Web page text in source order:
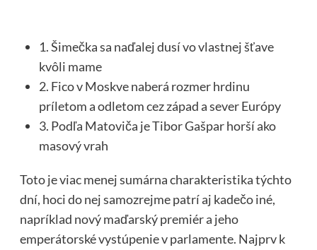
1. Šimečka sa naďalej dusí vo vlastnej šťave
kvôli mame
2. Fico v Moskve naberá rozmer hrdinu
príletom a odletom cez západ a sever Európy
3. Podľa Matoviča je Tibor Gašpar horší ako
masový vrah
Toto je viac menej sumárna charakteristika týchto
dní, hoci do nej samozrejme patrí aj kadečo iné,
napríklad nový maďarský premiér a jeho
emperátorské vystúpenie v parlamente. Najprv k